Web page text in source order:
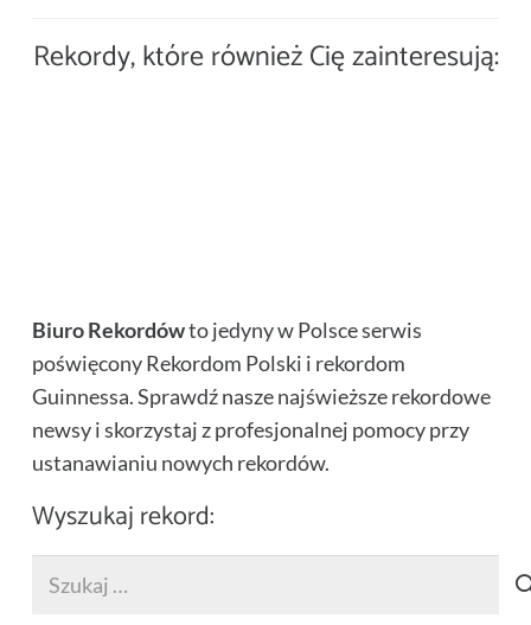
Rekordy, które również Cię zainteresują:
rekord Guinnessa
Najdłuższy pocałunek pod wodą
– rekord Guinnessa
Największa paczka chipsów
Najgłębszy basen
Biuro Rekordówto jedyny w Polsce serwis
poświęcony Rekordom Polski i rekordom
Guinnessa. Sprawdź nasze najświeższe rekordowe
newsy i skorzystaj z profesjonalnej pomocy przy
ustanawianiu nowych rekordów.
Wyszukaj rekord: